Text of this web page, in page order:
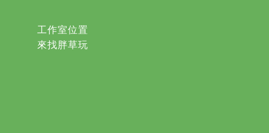
工作室位置
來找胖草玩